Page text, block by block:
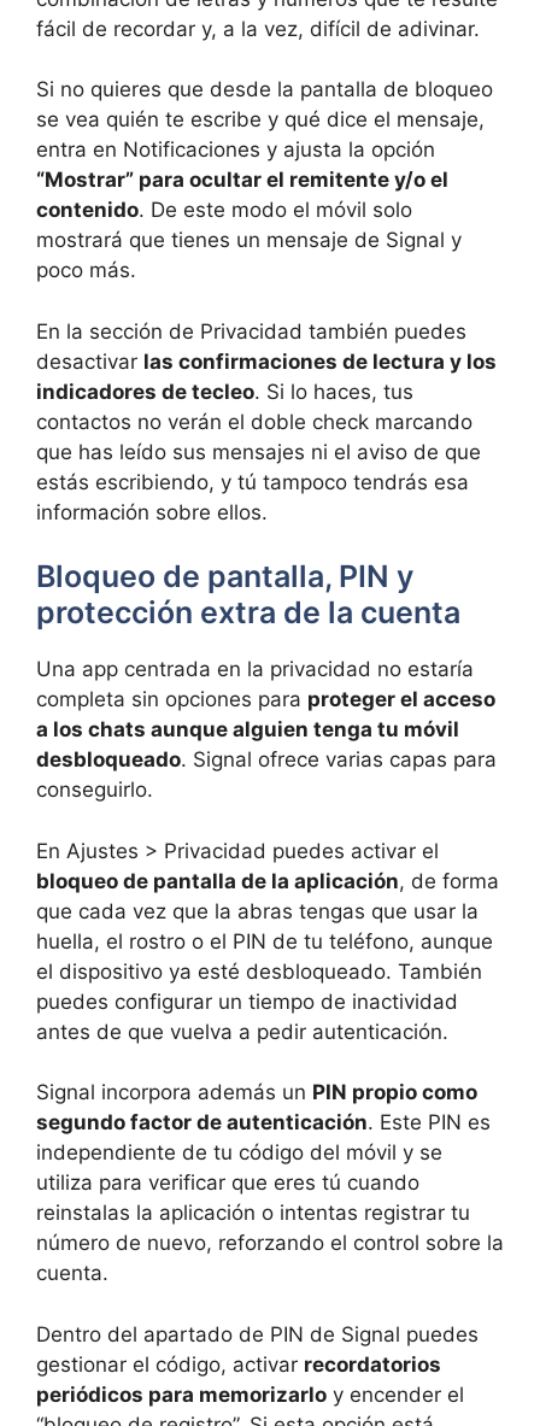
fácil de recordar y, a la vez, difícil de adivinar.
Si no quieres que desde la pantalla de bloqueo
se vea quién te escribe y qué dice el mensaje,
entra en Notificaciones y ajusta la opción
“Mostrar” para ocultar el remitente y/o el
contenido. De este modo el móvil solo
mostrará que tienes un mensaje de Signal y
poco más.
En la sección de Privacidad también puedes
desactivar las confirmaciones de lectura y los
indicadores de tecleo. Si lo haces, tus
contactos no verán el doble check marcando
que has leído sus mensajes ni el aviso de que
estás escribiendo, y tú tampoco tendrás esa
información sobre ellos.
Bloqueo de pantalla, PIN y
protección extra de la cuenta
Una app centrada en la privacidad no estaría
completa sin opciones para proteger el acceso
a los chats aunque alguien tenga tu móvil
desbloqueado. Signal ofrece varias capas para
conseguirlo.
En Ajustes > Privacidad puedes activar el
bloqueo de pantalla de la aplicación, de forma
que cada vez que la abras tengas que usar la
huella, el rostro o el PIN de tu teléfono, aunque
el dispositivo ya esté desbloqueado. También
puedes configurar un tiempo de inactividad
antes de que vuelva a pedir autenticación.
Signal incorpora además un PIN propio como
segundo factor de autenticación. Este PIN es
independiente de tu código del móvil y se
utiliza para verificar que eres tú cuando
reinstalas la aplicación o intentas registrar tu
número de nuevo, reforzando el control sobre la
cuenta.
Dentro del apartado de PIN de Signal puedes
gestionar el código, activar recordatorios
periódicos para memorizarlo y encender el